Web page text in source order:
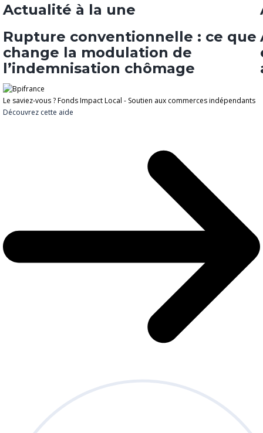
Actualité à la une
Rupture conventionnelle : ce que
change la modulation de
l’indemnisation chômage
Le saviez-vous ?Fonds Impact Local - Soutien aux commerces indépendants
Découvrez cette aide